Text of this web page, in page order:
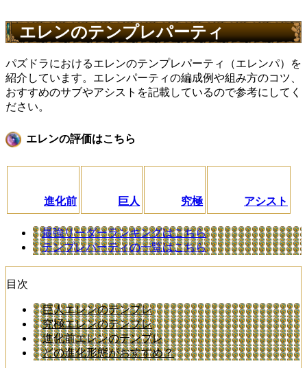
エレンのテンプレパーティ
パズドラにおけるエレンのテンプレパーティ（エレンパ）を
紹介しています。エレンパーティの編成例や組み方のコツ、
おすすめのサブやアシストを記載しているので参考にしてく
ださい。
エレンの評価はこちら
進化前 巨人 究極 アシスト
最強リーダーランキングはこちら
テンプレパーティの一覧はこちら
目次
巨人エレンのテンプレ
究極エレンのテンプレ
進化前エレンのテンプレ
どの進化形態がおすすめ？